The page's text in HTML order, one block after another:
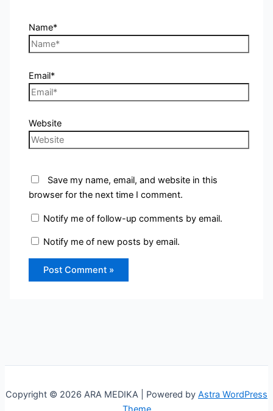
Name*
Email*
Website
Save my name, email, and website in this
browser for the next time I comment.
Notify me of follow-up comments by email.
Notify me of new posts by email.
Copyright © 2026 ARA MEDIKA | Powered by Astra WordPress